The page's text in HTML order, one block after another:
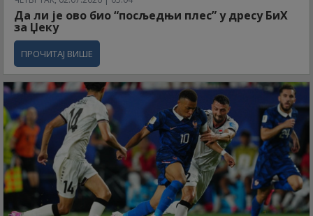
Да ли је ово био “посљедњи плес” у дресу БиХ
за Џеку
ПРОЧИТАЈ ВИШЕ